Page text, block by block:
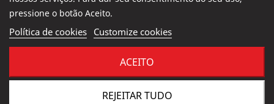
pressione o botão Aceito.
Política de cookies Customize cookies
REJEITAR TUDO
ACEITO
© 2023 G. J. Silva & Filhos, Lda. | Todos os direitos reservados |
Powered by Trigenius